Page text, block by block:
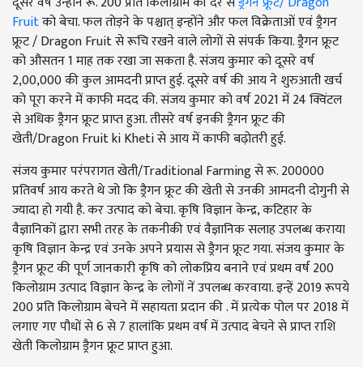
Fruitको बेचा. फल तोड़ने के पश्चात् इन्होंने और फल विक्रेताओं एवं ड्रैगन
फ्रूट / Dragon Fruit से रूचि रखने वाले लोगों से संपर्क किया. ड्रैगन फ्रूट
को औसतन 1 माह तक रखा जा सकता है. संजय कुमार को दूसरे वर्ष
2,00,000 की कुल आमदनी प्राप्त हुई. दूसरे वर्ष की आय ने शुरुआती खर्च
को पूरा करने में काफी मदद की. संजय कुमार को वर्ष 2021 में 24 क्विंटल
से अधिक ड्रैगन फ्रूट प्राप्त हुआ. तीसरे वर्ष इनकी ड्रैगन फ्रूट की
खेती/Dragon Fruit ki Kheti से आय में काफी बढ़ोतरी हुई.
संजय कुमार परंपरागत खेती/Traditional Farming से रू. 200000
प्रतिवर्ष आय करते थे जो कि ड्रैगन फ्रूट की खेती से उनकी आमदनी दोगुनी से
ज्यादा हो गयी है. कर उत्पाद को बेचा. कृषि विज्ञान केन्द्र, कटिहार के
वैज्ञानिकों द्वारा सभी तरह के तकनीकी एवं वैज्ञानिक सलाह उपलब्ध कराया
कृषि विज्ञान केन्द्र एवं उनके अपने प्रयास से ड्रैगन फ्रूट गया. संजय कुमार के
ड्रैगन फ्रूट की पूर्ण जानकारी कृषि को लोकप्रिय बनाने एवं प्रथम वर्ष 200
किलोग्राम उत्पाद विज्ञान केन्द्र के लोगों नें उपलब्ध करवाया. इन्हें 2019 रूपये
200 प्रति किलोग्राम बेचने में सहायता प्रदान की . में प्रत्येक पोल पर 2018 में
लगाए गए पौधों से 6 से 7 हालांकि प्रथम वर्ष में उत्पाद बेचने से प्राप्त राशि
खेती किलोग्राम ड्रैगन फ्रूट प्राप्त हुआ.